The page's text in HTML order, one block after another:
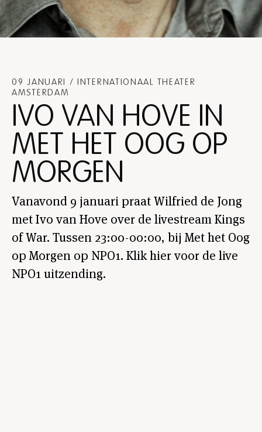
09 JANUARI / INTERNATIONAAL THEATER
AMSTERDAM
IVO VAN HOVE IN
MET HET OOG OP
MORGEN
Vanavond 9 januari praat Wilfried de Jong
met Ivo van Hove over de livestream Kings
of War. Tussen 23:00-00:00, bij Met het Oog
op Morgen op NPO1. Klik hier voor de live
NPO1 uitzending.